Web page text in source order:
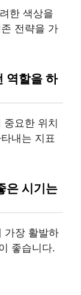
한 색상을
전략을 가
역할을 하
요한 위치
내는 지표
은 시기는
가장 활발하
좋습니다.